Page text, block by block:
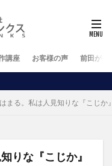
講座 お客様の声 前田が行
まる。私は人見知りな『こじか
りな『こじか』